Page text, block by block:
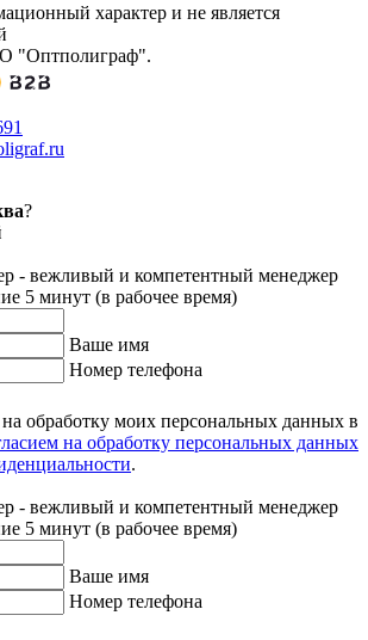
характер и не является
"Оптполиграф".
?
- вежливый и компетентный менеджер
5 минут (в рабочее время)
Ваше имя
Номер телефона
обработку моих персональных данных в
на обработку персональных данных
.
- вежливый и компетентный менеджер
5 минут (в рабочее время)
Ваше имя
Номер телефона